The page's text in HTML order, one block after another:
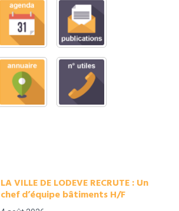
LA VILLE DE LODEVE RECRUTE : Un
chef d’équipe bâtiments H/F